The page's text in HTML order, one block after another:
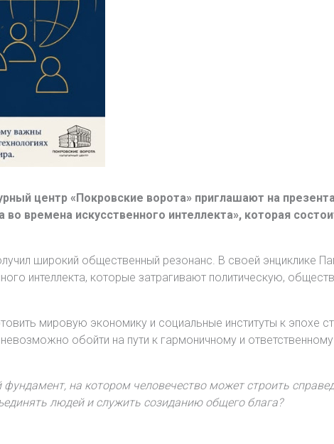
центр «Покровские ворота» приглашают на
времена искусственного интеллекта», которая
широкий общественный резонанс. В своей энциклике
интеллекта, которые затрагивают политическую,
мировую экономику и социальные институты к эпохе
обойти на пути к гармоничному и
на котором человечество может строить
людей и служить созиданию общего блага?